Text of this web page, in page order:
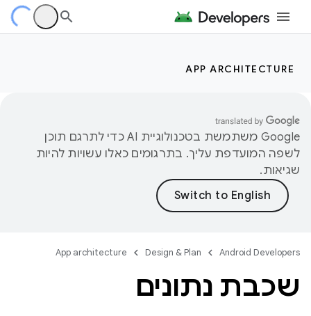
APP ARCHITECTURE
‫Google משתמשת בטכנולוגיית AI כדי לתרגם תוכן
לשפה המועדפת עליך. בתרגומים כאלו עשויות להיות
שגיאות.
Android Developers
Design & Plan
App architecture
שכבת נתונים